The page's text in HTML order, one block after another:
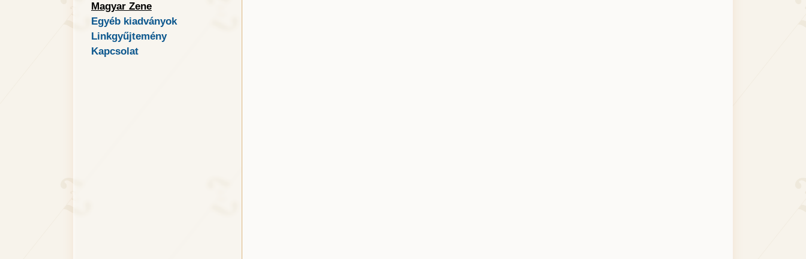
Magyar Zene
Egyéb kiadványok
Linkgyűjtemény
Kapcsolat